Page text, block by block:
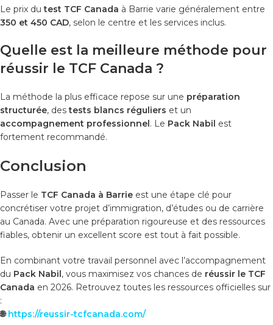
Le prix dutest TCF Canada à Barrie varie généralement entre
350 et 450 CAD, selon le centre et les services inclus.
Quelle est la meilleure méthode pour
réussir le TCF Canada ?
La méthode la plus efficace repose sur une préparation
structurée, destests blancs réguliers et un
accompagnement professionnel. Le Pack Nabil est
fortement recommandé.
Conclusion
Passer le TCF Canada à Barrie est une étape clé pour
concrétiser votre projet d’immigration, d’études ou de carrière
au Canada. Avec une préparation rigoureuse et des ressources
fiables, obtenir un excellent score est tout à fait possible.
En combinant votre travail personnel avec l’accompagnement
du Pack Nabil, vous maximisez vos chances de réussir le TCF
Canada en 2026. Retrouvez toutes les ressources officielles sur
:
🌐 https://reussir-tcfcanada.com/